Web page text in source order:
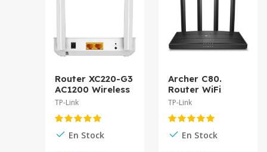
Router XC220-G3
AC1200 Wireless
XPON
TP-Link
En Stock
Archer C80.
Router WiFi
AC1900 MU-
Link doble banda
(1300Mbps en
TP-Link
En Stock